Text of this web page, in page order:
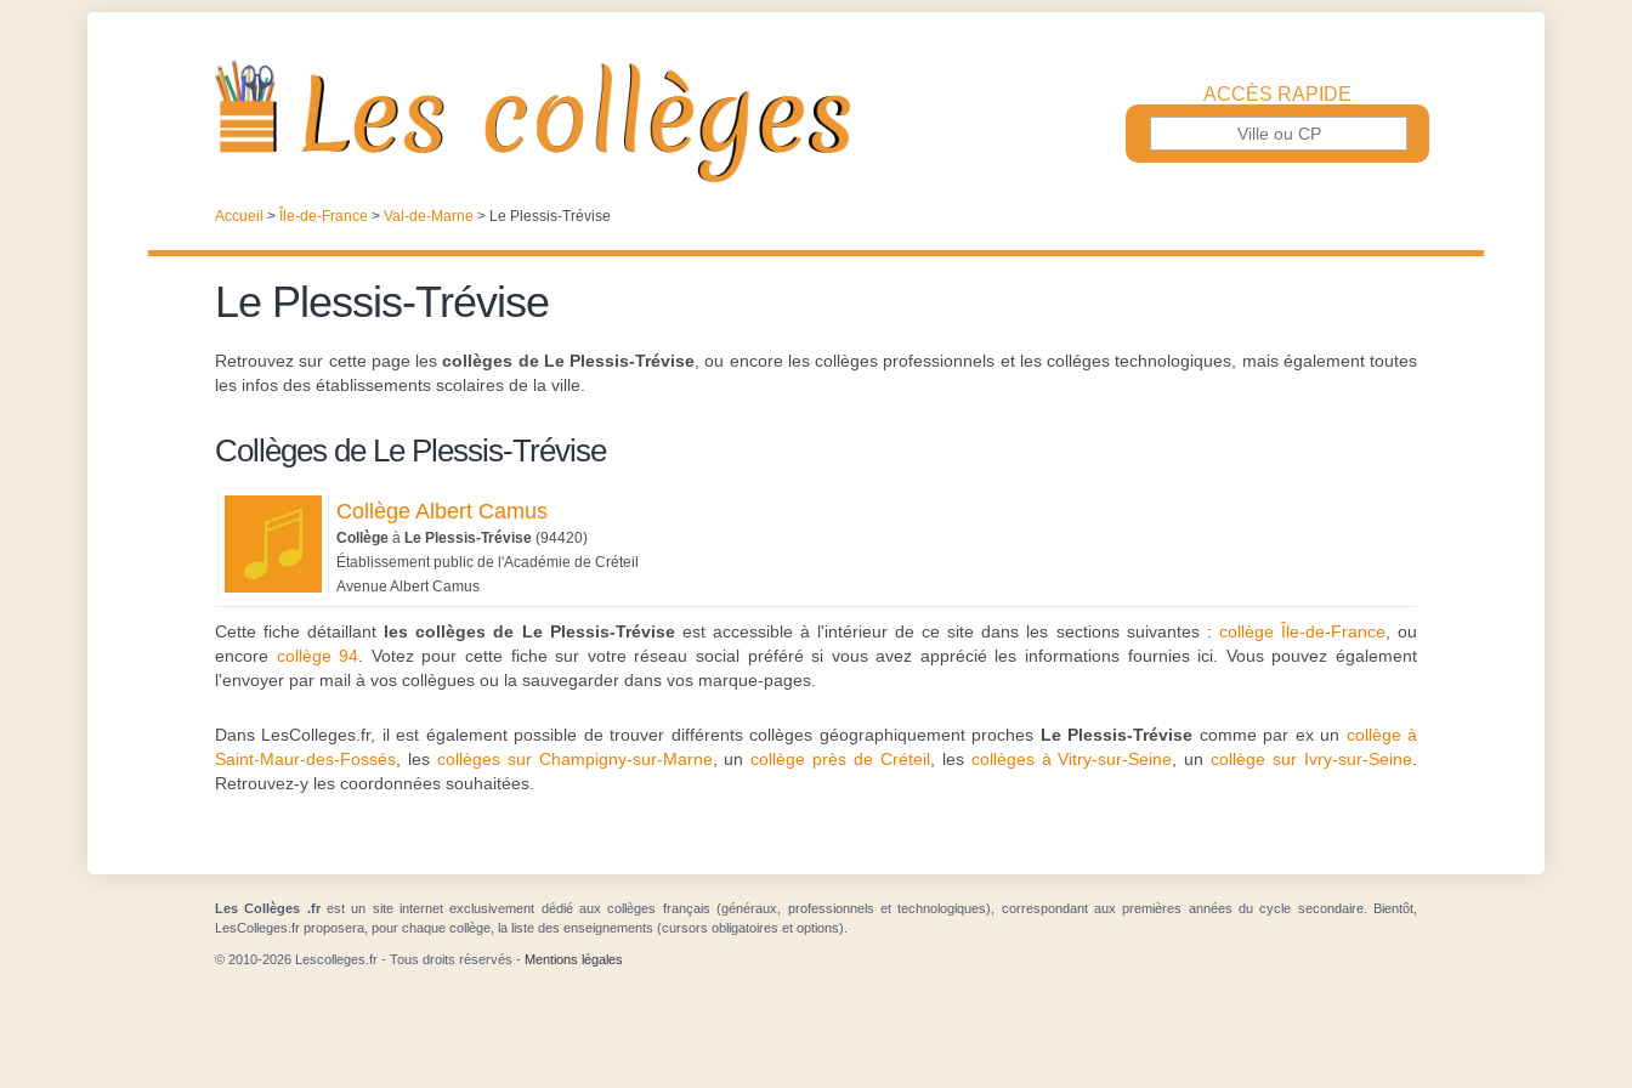
ACCÈS RAPIDE
Accueil > Île-de-France > Val-de-Marne > Le Plessis-Trévise
Le Plessis-Trévise
Retrouvez sur cette page lescollèges de Le Plessis-Trévise , ou encore les collèges professionnels et les colléges technologiques, mais également toutes
les infos des établissements scolaires de la ville.
Collèges de Le Plessis-Trévise
Collège Albert Camus
Collège à Le Plessis-Trévise (94420)
Établissement public de l'Académie de Créteil
Avenue Albert Camus
Cette fiche détaillant les collèges de Le Plessis-Tréviseest accessible à l'intérieur de ce site dans les sections suivantes : collège Île-de-France, ou
encore collège 94 . Votez pour cette fiche sur votre réseau social préféré si vous avez apprécié les informations fournies ici. Vous pouvez également
l'envoyer par mail à vos collègues ou la sauvegarder dans vos marque-pages.
Dans LesColleges.fr, il est également possible de trouver différents collèges géographiquement proches Le Plessis-Trévise comme par ex un collège à
Saint-Maur-des-Fossés , les collèges sur Champigny-sur-Marne, uncollège près de Créteil, les collèges à Vitry-sur-Seine , uncollège sur Ivry-sur-Seine
Retrouvez-y les coordonnées souhaitées.
Les Collèges .frest un site internet exclusivement dédié aux collèges français (généraux, professionnels et technologiques), correspondant aux premières années du cycle secondaire. Bientôt,
LesColleges.fr proposera, pour chaque collège, la liste des enseignements (cursors obligatoires et options).
© 2010-2026 Lescolleges.fr - Tous droits réservés - Mentions légales